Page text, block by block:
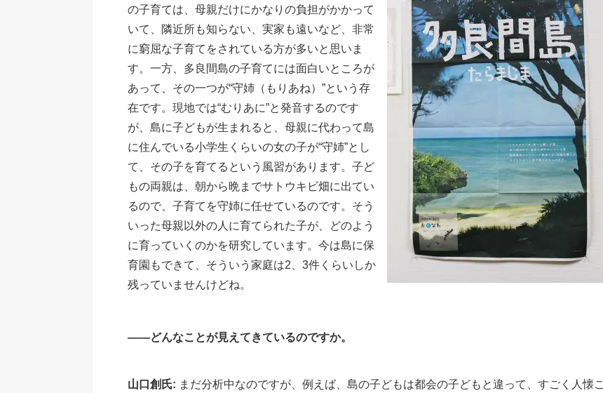
の子育ては、母親だけにかなりの負担がかかって
いて、隣近所も知らない、実家も遠いなど、非常
に窮屈な子育てをされている方が多いと思いま
す。一方、多良間島の子育てには面白いところが
あって、その一つが“守姉（もりあね）”という存
在です。現地では“むりあに”と発音するのです
が、島に子どもが生まれると、母親に代わって島
に住んでいる小学生くらいの女の子が“守姉”とし
て、その子を育てるという風習があります。子ど
もの両親は、朝から晩までサトウキビ畑に出てい
るので、子育てを守姉に任せているのです。そう
いった母親以外の人に育てられた子が、どのよう
に育っていくのかを研究しています。今は島に保
育園もできて、そういう家庭は2、3件くらいしか
残っていませんけどね。
――どんなことが見えてきているのですか。
山口創氏: まだ分析中なのですが、例えば、島の子どもは都会の子どもと違って、すごく人懐こ